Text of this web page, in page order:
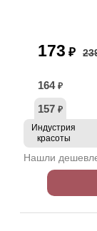
173 ₽
164 ₽
157 ₽
Индустрия
красоты
Нашли